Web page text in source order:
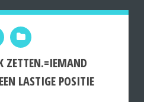
ZETTEN.=IEMAND
LASTIGE POSITIE